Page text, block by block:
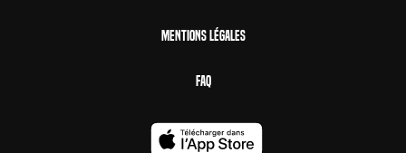
Mentions Légales
FAQ